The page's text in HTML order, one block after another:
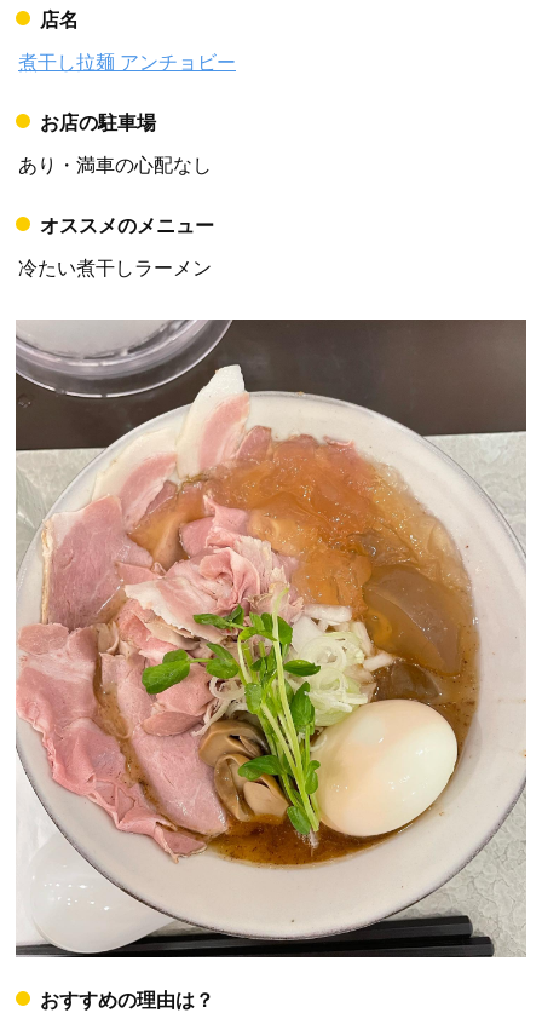
店名
煮干し拉麺 アンチョビー
お店の駐車場
あり・満車の心配なし
オススメのメニュー
冷たい煮干しラーメン
おすすめの理由は？